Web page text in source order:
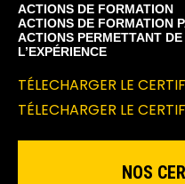
ACTIONS DE FORMATION
ACTIONS DE FORMATION
ACTIONS PERMETTANT
L’EXPÉRIENCE
TÉLECHARGER LE
TÉLECHARGER LE
NOS